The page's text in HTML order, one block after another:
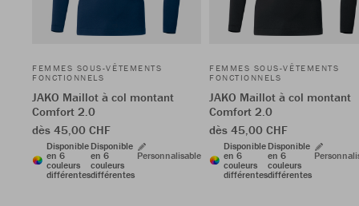
FEMMES SOUS-VÊTEMENTS
FONCTIONNELS
JAKO Maillot à col montant
Comfort 2.0
dès 45,00 CHF
Disponible
en 6
couleurs
différentes
Disponible
en 6
couleurs
différentes
Personnalisable
FEMMES SOUS-VÊTEMENTS
FONCTIONNELS
JAKO Maillot à col montant
Comfort 2.0
dès 45,00 CHF
Disponible
en 6
couleurs
différentes
Disponible
en 6
couleurs
différentes